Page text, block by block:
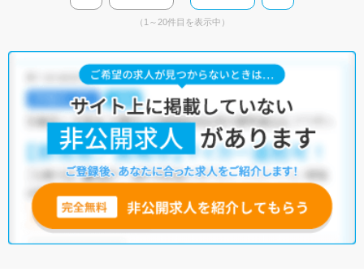
（1～20件目を表示中）